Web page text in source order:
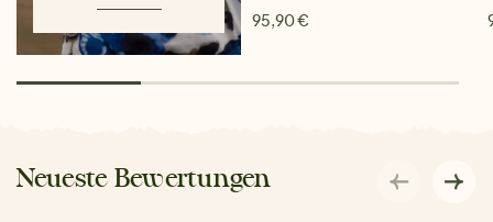
95,90 €
Neueste Bewertungen